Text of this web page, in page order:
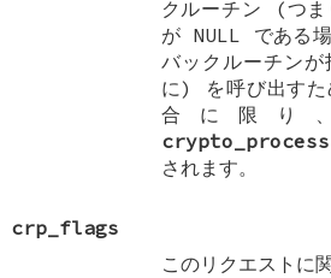
クルーチン (つま
が NULL
である
バックルーチン
に) を呼び出すた
合に限り
crypto_process
されます。
crp_flags
このリクエストに